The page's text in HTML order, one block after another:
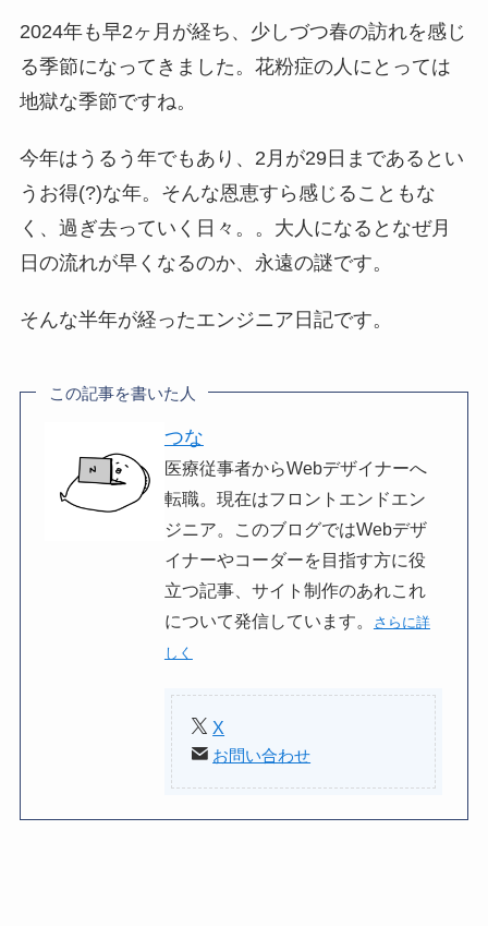
2024年も早2ヶ月が経ち、少しづつ春の訪れを感じ
る季節になってきました。花粉症の人にとっては
地獄な季節ですね。
今年はうるう年でもあり、2月が29日まであるとい
うお得(?)な年。そんな恩恵すら感じることもな
く、過ぎ去っていく日々。。大人になるとなぜ月
日の流れが早くなるのか、永遠の謎です。
そんな半年が経ったエンジニア日記です。
この記事を書いた人
つな
医療従事者からWebデザイナーへ
転職。現在はフロントエンドエン
ジニア。このブログではWebデザ
イナーやコーダーを目指す方に役
立つ記事、サイト制作のあれこれ
について発信しています。
さらに詳
しく
X
お問い合わせ